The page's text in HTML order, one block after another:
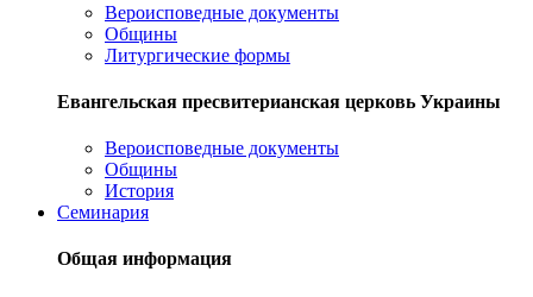
Вероисповедные документы
Общины
Литургические формы
Евангельская пресвитерианская церковь Украины
Вероисповедные документы
Общины
История
Семинария
Общая информация